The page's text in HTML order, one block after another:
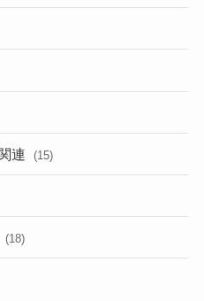
連 (15)
(18)